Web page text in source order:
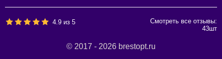
4.9 из5
Смотреть все отзывы:
43шт
© 2017 - 2026 brestopt.ru